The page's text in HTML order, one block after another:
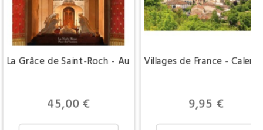
La Grâce de Saint-Roch - Au coeur de Paris, la paroisse
Prix
45,00 €
Villages de France -
Prix
9,95 €